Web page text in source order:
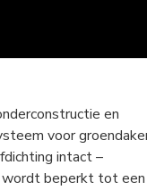
en
voor
intact –
wordt beperkt tot een